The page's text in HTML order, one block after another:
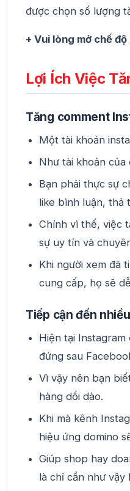
được chọn số lượng
+ Vui lòng mở chế
Lợi Ích Việc
Tăng comment
Một tài khoản
Như tài khoản của
Bạn phải thực sự
like bình luận, thả
Chính vì thế, việc
sự uy tín và
Khi người xem đã
cung cấp, họ sẽ
Tiếp cận đến
Hiện tại
đứng sau
Vì vậy nên bạn
hàng dồi dào.
Khi mà kênh
hiệu ứng domino
Giúp shop hay
là chỉ cần như vậy